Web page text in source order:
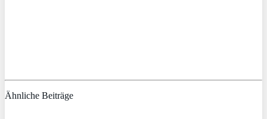
Ähnliche Beiträge